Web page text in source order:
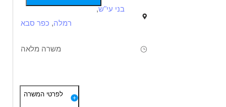
בני עי"ש,
רמלה, כפר סבא
משרה מלאה
חברה המקדמת את תחום הזיקנה המיטבית ומציעה יציבות בשוק
דרישות
לפרטי המשרה